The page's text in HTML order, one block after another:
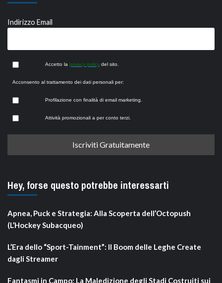
Indirizzo Email
Accetto la privacy policy del sito.
Acconsento al trattamento dei dati personali per:
Profilazione con finalità di email marketing.
Attività promozionali a per conto terzi.
Hey, forse questo potrebbe interessarti
Apnea, Puck e Strategia: Alla Scoperta dell’Octopush
(L’Hockey Subacqueo)
L’Era dello “Sport-Tainment”: Il Boom delle Leghe Create
dagli Streamer
Fantasmi in Campo: La Maledizione degli Stadi Costruiti sui